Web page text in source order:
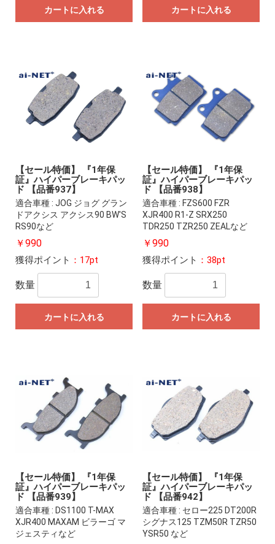
カートに入れる カートに入れる
【セール特価】 『1年保
証』ハイパーブレーキパッ
ド 【品番937】
適合車種 : JOG ジョグ グラン
ドアクシス アクシス90 BW'S
RS90など
￥990
獲得ポイント ：17pt
数量
カートに入れる
【セール特価】 『1年保
証』ハイパーブレーキパッ
ド 【品番938】
適合車種 : FZS600 FZR
XJR400 R1-Z SRX250
TDR250 TZR250 ZEALなど
￥990
獲得ポイント ：38pt
数量
カートに入れる
【セール特価】 『1年保
証』ハイパーブレーキパッ
ド 【品番939】
適合車種 : DS1100 T-MAX
XJR400 MAXAM ビラーゴ マ
ジェスティなど
【セール特価】 『1年保
証』ハイパーブレーキパッ
ド 【品番942】
適合車種 : セロー225 DT200R
シグナス125 TZM50R TZR50
YSR50 など